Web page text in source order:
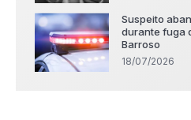
Suspeito
durante fuga
Barroso
18/07/2026